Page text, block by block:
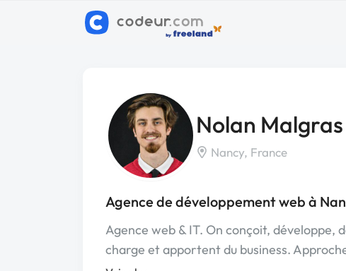
Nolan Malgras
Nancy, France
Agence de développement web à
Agence web & IT. On conçoit,
charge et apportent du business.